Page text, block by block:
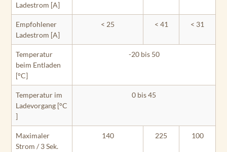
Ladestrom [A]
Empfohlener
Ladestrom [A]
< 25 < 41 < 31
Temperatur
beim Entladen
[°C]
-20 bis 50
Temperatur im
Ladevorgang [°C
]
0 bis 45
Maximaler
Strom / 3 Sek.
140 225 100